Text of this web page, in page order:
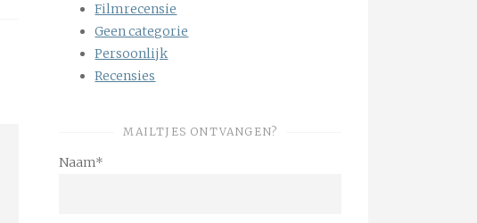
Filmrecensie
Geen categorie
Persoonlijk
Recensies
MAILTJES ONTVANGEN?
Naam*